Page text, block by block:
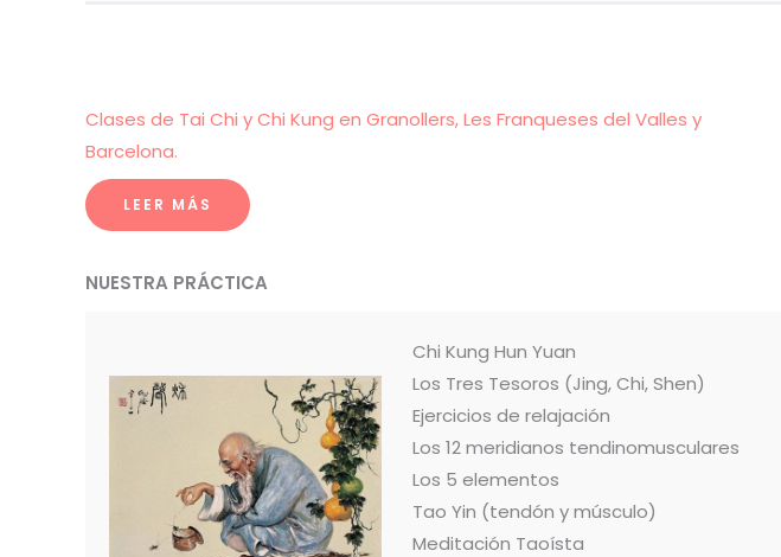
Clases de Tai Chi y Chi Kung en Granollers, Les Franqueses del Valles y
Barcelona.
LEER MÁS
NUESTRA PRÁCTICA
Chi Kung Hun Yuan
Los Tres Tesoros (Jing, Chi, Shen)
Ejercicios de relajación
Los 12 meridianos tendinomusculares
Los 5 elementos
Tao Yin (tendón y músculo)
Meditación Taoísta